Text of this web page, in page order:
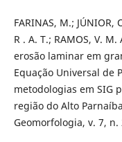
FARINAS, M.; JÚNIOR,
R . A. T.; RAMOS, V.
erosão laminar em
Equação Universal de
metodologias em SIG
região do Alto
Geomorfologia, v. 7, n.